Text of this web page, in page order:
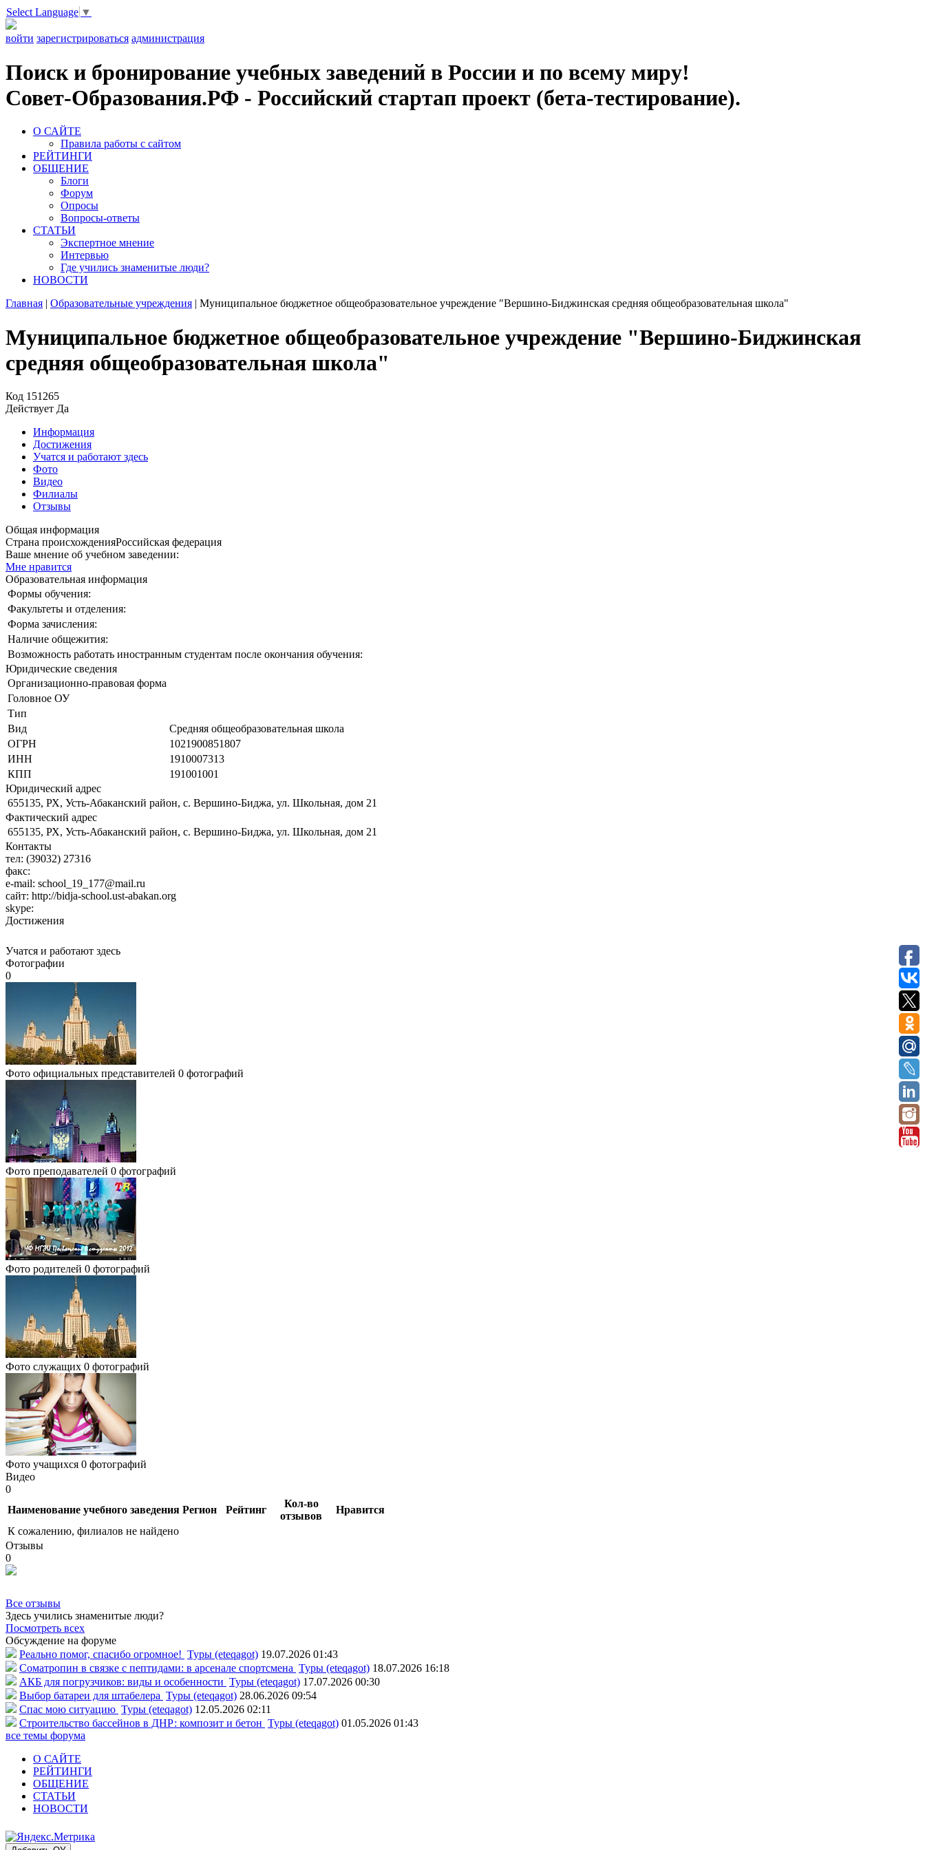
Select Language ▼
войти зарегистрироваться администрация
Поиск и бронирование учебных заведений в России и по всему миру!
Совет-Образования.РФ - Российский стартап проект (бета-тестирование).
О САЙТЕ
Правила работы с сайтом
РЕЙТИНГИ
ОБЩЕНИЕ
Блоги
Форум
Опросы
Вопросы-ответы
СТАТЬИ
Экспертное мнение
Интервью
Где учились знаменитые люди?
НОВОСТИ
Главная | Образовательные учреждения | Муниципальное бюджетное общеобразовательное учреждение "Вершино-Биджинская средняя общеобразовательная школа"
Муниципальное бюджетное общеобразовательное учреждение "Вершино-Биджинская
средняя общеобразовательная школа"
Код 151265
Действует Да
Информация
Достижения
Учатся и работают здесь
Фото
Видео
Филиалы
Отзывы
Общая информация
Страна происхожденияРоссийская федерация
Ваше мнение об учебном заведении:
Мне нравится
Образовательная информация
Формы обучения:
Факультеты и отделения:
Форма зачисления:
Наличие общежития:
Возможность работать иностранным студентам после окончания обучения:
Юридические сведения
Организационно-правовая форма
Головное ОУ
Тип
Вид
Средняя общеобразовательная школа
ОГРН
1021900851807
ИНН
1910007313
КПП
191001001
Юридический адрес
655135, РХ, Усть-Абаканский район, с. Вершино-Биджа, ул. Школьная, дом 21
Фактический адрес
655135, РХ, Усть-Абаканский район, с. Вершино-Биджа, ул. Школьная, дом 21
Контакты
тел: (39032) 27316
факс:
e-mail: school_19_177@mail.ru
сайт: http://bidja-school.ust-abakan.org
skype:
Достижения
Учатся и работают здесь
Фотографии
0
Фото официальных представителей 0 фотографий
Фото преподавателей 0 фотографий
Фото родителей 0 фотографий
Фото служащих 0 фотографий
Фото учащихся 0 фотографий
Видео
0
Наименование учебного заведения Регион Рейтинг
Кол-во
отзывов
Нравится
К сожалению, филиалов не найдено
Отзывы
0
Все отзывы
Здесь учились знаменитые люди?
Посмотреть всех
Обсуждение на форуме
Реально помог, спасибо огромное! Туры (eteqagot) 19.07.2026 01:43
Соматропин в связке с пептидами: в арсенале спортсмена Туры (eteqagot) 18.07.2026 16:18
АКБ для погрузчиков: виды и особенности Туры (eteqagot) 17.07.2026 00:30
Выбор батареи для штабелера Туры (eteqagot) 28.06.2026 09:54
Спас мою ситуацию Туры (eteqagot) 12.05.2026 02:11
Строительство бассейнов в ДНР: композит и бетон Туры (eteqagot) 01.05.2026 01:43
все темы форума
О САЙТЕ
РЕЙТИНГИ
ОБЩЕНИЕ
СТАТЬИ
НОВОСТИ